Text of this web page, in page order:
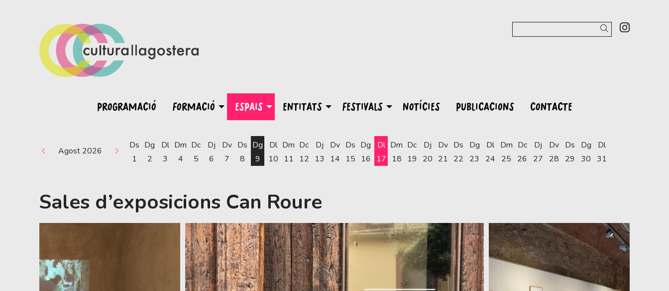
Link a
Cercar
PROGRAMACIÓ FORMACIÓ ESPAIS ENTITATS FESTIVALS NOTÍCIES PUBLICACIONS CONTACTE
Agost 2026
Ds
1
Dg
2
Dl
3
Dm
4
Dc
5
Dj
6
Dv
7
Ds
8
Dg
9
Dl
10
Dm
11
Dc
12
Dj
13
Dv
14
Ds
15
Dg
16
Dl
17
Dm
18
Dc
19
Dj
20
Dv
21
Ds
22
Dg
23
Dl
24
Dm
25
Dc
26
Dj
27
Dv
28
Ds
29
Dg
30
Dl
31
Sales d’exposicions Can Roure